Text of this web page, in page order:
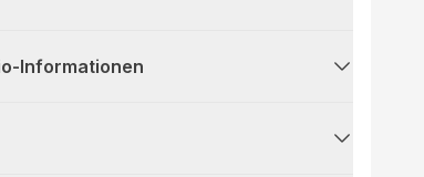
Informationen